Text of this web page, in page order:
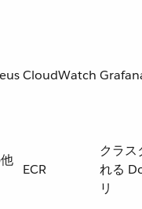
CloudWatch
ECR
クラス
れる
リ